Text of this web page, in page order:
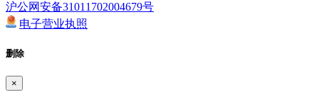
沪公网安备31011702004679号
电子营业执照
删除
×